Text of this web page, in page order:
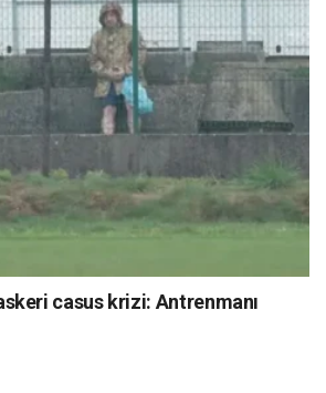
casus krizi: Antrenmanı